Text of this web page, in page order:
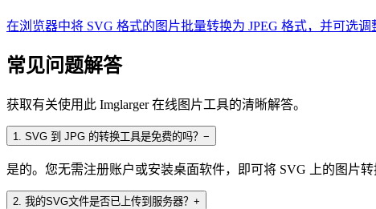
在浏览器中将 SVG 格式的图片批量转换为 JPEG 格式，并可选调
常见问题解答
获取有关使用此 Imglarger 在线图片工具的清晰解答。
1. SVG 到 JPG 的转换工具是免费的吗？ −
是的。您无需注册账户或安装桌面软件，即可将 SVG 上的图片转
2. 我的SVG文件是否已上传到服务器？ +